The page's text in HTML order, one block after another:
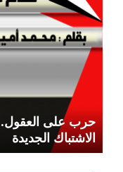
حرب على العقول..
الاشتباك الجديدة